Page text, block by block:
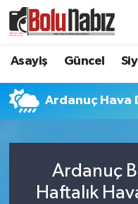
Asayiş Güncel
Ardanuç Hava
Ardanuç
Haftalık
Bolu Trafik
Süper Lig Puan